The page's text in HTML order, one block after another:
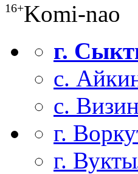
16+Komi-nao
г.
с.
с.
г.
г.